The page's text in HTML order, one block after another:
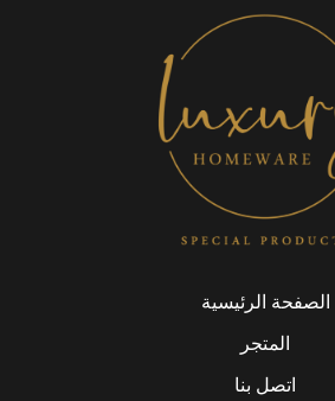
الصفحة الرئيسية
المتجر
اتصل بنا